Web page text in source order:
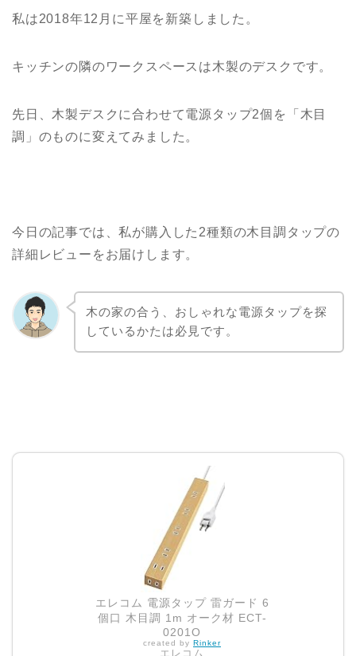
私は2018年12月に平屋を新築しました。
キッチンの隣のワークスペースは木製のデスクです。
先日、木製デスクに合わせて電源タップ2個を「木目
調」のものに変えてみました。
今日の記事では、私が購入した2種類の木目調タップの
詳細レビューをお届けします。
木の家の合う、おしゃれな電源タップを探
しているかたは必見です。
エレコム 電源タップ 雷ガード 6
個口 木目調 1m オーク材 ECT-
0201O
created by Rinker
エレコム